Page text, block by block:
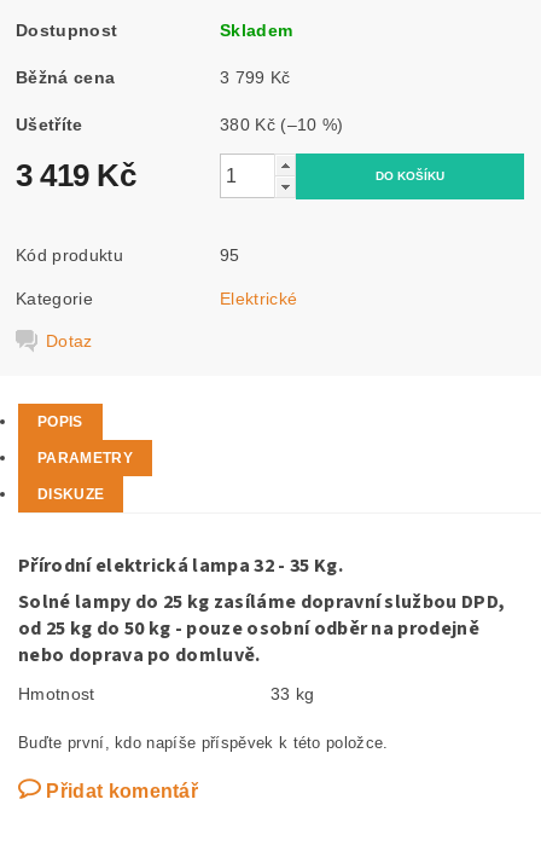
Dostupnost Skladem
Běžná cena 3 799 Kč
Ušetříte 380 Kč (–10 %)
3 419 Kč
Kód produktu 95
Kategorie Elektrické
Dotaz
POPIS
PARAMETRY
DISKUZE
Přírodní elektrická lampa 32 - 35 Kg.
Solné lampy do 25 kg zasíláme dopravní službou DPD,
od 25 kg do 50 kg - pouze osobní odběr na prodejně
nebo doprava po domluvě.
Hmotnost 33 kg
Buďte první, kdo napíše příspěvek k této položce.
Přidat komentář